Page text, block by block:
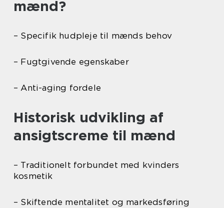
mænd?
– Specifik hudpleje til mænds behov
– Fugtgivende egenskaber
– Anti-aging fordele
Historisk udvikling af
ansigtscreme til mænd
– Traditionelt forbundet med kvinders
kosmetik
– Skiftende mentalitet og markedsføring